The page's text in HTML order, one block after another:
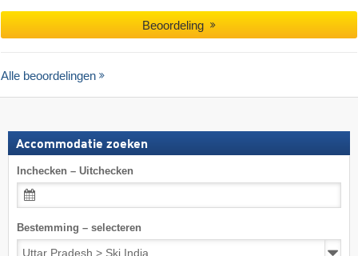
Beoordeling
Alle beoordelingen
Accommodatie zoeken
Inchecken – Uitchecken
Bestemming – selecteren